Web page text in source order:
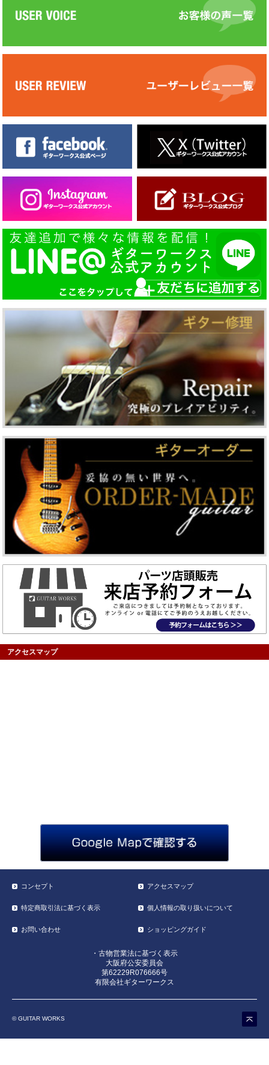
アクセスマップ
コンセプト アクセスマップ
特定商取引法に基づく表示 個人情報の取り扱いについて
お問い合わせ ショッピングガイド
・古物営業法に基づく表示
大阪府公安委員会
第62229R076666号
有限会社ギターワークス
© GUITAR WORKS